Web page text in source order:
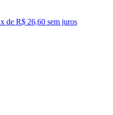
x de R$ 26,60 sem juros